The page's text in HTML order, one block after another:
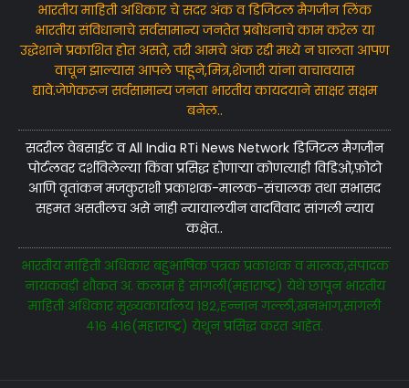
भारतीय माहिती अधिकार चे सदर अंक व डिजिटल मैगजीन लिंक
भारतीय संविधानाचे सर्वसामान्य जनतेत प्रबोधनाचे काम करेल या
उद्धेशाने प्रकाशित होत असते, तरी आमचे अंक रद्दी मध्ये न घालता आपण
वाचून झाल्यास आपले पाहूने,मित्र,शेजारी यांना वाचावयास
द्यावे.जेणेकरून सर्वसामान्य जनता भारतीय कायदयाने साक्षर सक्षम
बनेल..
सदरील वेबसाईट व All India RTi News Network डिजिटल मैगजीन
पोर्टलवर दर्शविलेल्या किंवा प्रसिद्ध होणाऱ्या कोणत्याही विडिओ,फ़ोटो
आणि वृतांकन मजकुराशी प्रकाशक-मालक-संचालक तथा सभासद
सहमत असतीलच असे नाही न्यायालयीन वादविवाद सांगली न्याय
कक्षेत..
भारतीय माहिती अधिकार बहुभाषिक पत्रक प्रकाशक व मालक,संपादक
नायकवड़ी शौकत अ. कलाम हे सांगली(महाराष्ट्र) येथे छापून भारतीय
माहिती अधिकार मुख्यकार्यालय १८२,हन्नान गल्ली,खनभाग,सांगली
४१६ ४१६(महाराष्ट्र) येथून प्रसिद्ध करत आहेत.